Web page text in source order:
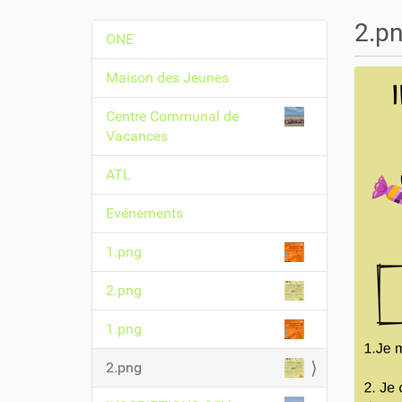
u
ê
e
c
N
a
v
i
g
a
t
i
o
n
ONE
Maison des Jeunes
Centre Communal de
Vacances
ATL
Evénements
1.png
2.png
1.png
2.png